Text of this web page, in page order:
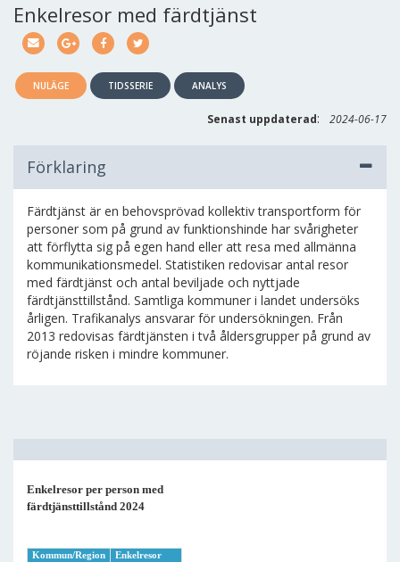
Enkelresor med färdtjänst
NULÄGE TIDSSERIE ANALYS
Senast uppdaterad: 2024-06-17
Förklaring
Färdtjänst är en behovsprövad kollektiv transportform för
personer som på grund av funktionshinde har svårigheter
att förflytta sig på egen hand eller att resa med allmänna
kommunikationsmedel. Statistiken redovisar antal resor
med färdtjänst och antal beviljade och nyttjade
färdtjänsttillstånd. Samtliga kommuner i landet undersöks
årligen. Trafikanalys ansvarar för undersökningen. Från
2013 redovisas färdtjänsten i två åldersgrupper på grund av
röjande risken i mindre kommuner.
Enkelresor per person med
färdtjänsttillstånd 2024
Kommun/Region
Enkelresor